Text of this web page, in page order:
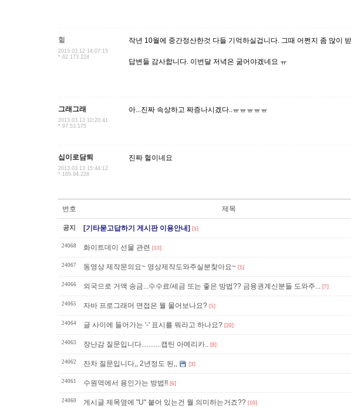
헐
2013.03.12 14:07:15
*.62.173.224
작년 10월에 중간정산한것 다들 기억하실겁니다. 그때 어쩐지 좀 많이
답변들 감사합니다. 이번달 저녁은 굶어야겠네요 ㅠ
그래그래
2013.03.13 10:20:41
*.97.53.175
아...진짜 속상하고 짜증나시겠다..ㅠㅠㅠㅠㅠ
십이로담퇴
2013.03.13 15:44:12
*.165.94.228
진짜 헐이네요
번호 제목
공지 [기타묻고답하기 게시판 이용안내] [1]
24068 화이트데이 선물 관련 [13]
24067 동영상 제작문의요~ 영상제작도와주실분찾아요~ [1]
24066 외국으로 거액 송금...수수료/세금 또는 좋은 방법?? 금융권계신분들 도와주... [7]
24065 자바 프로그래머 면접은 뭘 물어보나요? [5]
24064 글 사이에 들어가는 '-' 표시를 뭐라고 하나요? [20]
24063 장난감 질문입니다...........캡틴 아메리카.. [8]
24062 잔차 질문입니다,, 2년정도 된,, [3]
24061 수원역에서 용인가는 방법!! [6]
24060 게시글 제목옆에 "U" 붙어 있는건 뭘 의미하는거죠?? [10]